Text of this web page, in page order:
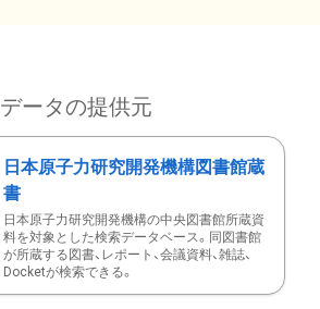
データの提供元
日本原子力研究開発機構図書館蔵
書
日本原子力研究開発機構の中央図書館所蔵資
料を対象とした検索データベース。同図書館
が所蔵する図書、レポート、会議資料、雑誌、
Docketが検索できる。